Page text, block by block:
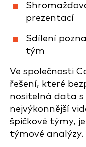
prezentací
Sdílení
tým
Ve společnosti
řešení, které
nositelná data s
nejvýkonnější
špičkové týmy,
týmové analýzy.